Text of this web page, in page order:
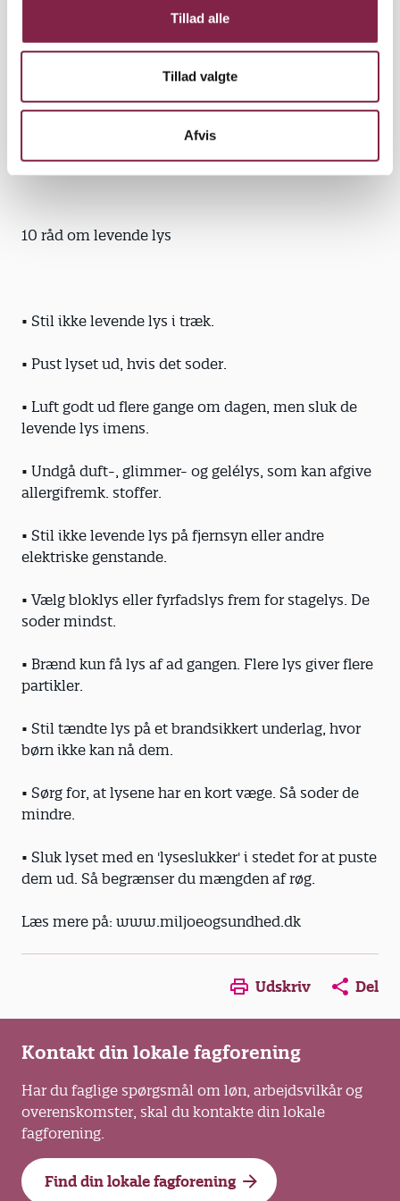
Tillad alle
Tillad valgte
Afvis
Jacob Sørensen fra IMS opfordrer dog stadig
levende lys, til at lufte ud ofte og i øvrigt følge IMS's
råd om afbrænding af lys.
10 råd om levende lys
• Stil ikke levende lys i træk.
• Pust lyset ud, hvis det soder.
• Luft godt ud flere gange om dagen, men sluk de
levende lys imens.
• Undgå duft-, glimmer- og gelélys, som kan afgive
allergifremk. stoffer.
• Stil ikke levende lys på fjernsyn eller andre
elektriske genstande.
• Vælg bloklys eller fyrfadslys frem for stagelys. De
soder mindst.
• Brænd kun få lys af ad gangen. Flere lys giver flere
partikler.
• Stil tændte lys på et brandsikkert underlag, hvor
børn ikke kan nå dem.
• Sørg for, at lysene har en kort væge. Så soder de
mindre.
• Sluk lyset med en 'lyseslukker' i stedet for at puste
dem ud. Så begrænser du mængden af røg.
Læs mere på: www.miljoeogsundhed.dk
Opens in a new window
Opens in a new
Opens in
Udskriv Del
Kontakt din lokale fagforening
Har du faglige spørgsmål om løn, arbejdsvilkår og
overenskomster, skal du kontakte din lokale
fagforening.
Find din lokale fagforening